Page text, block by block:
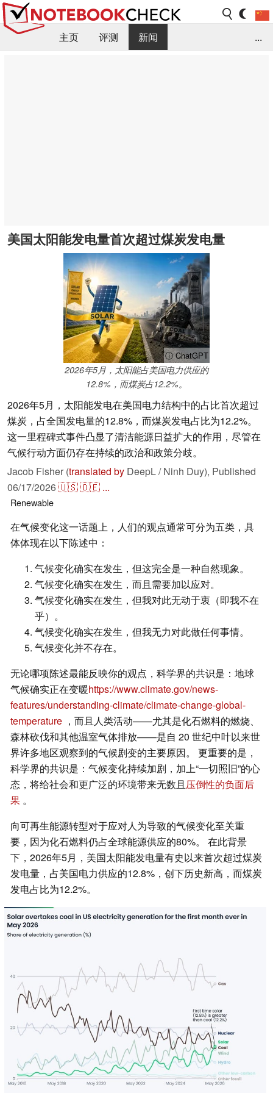
主页 评测
新闻
...
美国太阳能发电量首次超过煤炭发电量
ⓘ ChatGPT
2026年5月，太阳能占美国电力供应的
12.8%，而煤炭占12.2%。
2026年5月，太阳能发电在美国电力结构中的占比首次超过
煤炭，占全国发电量的12.8%，而煤炭发电占比为12.2%。
这一里程碑式事件凸显了清洁能源日益扩大的作用，尽管在
气候行动方面仍存在持续的政治和政策分歧。
Jacob Fisher (translated by DeepL / Ninh Duy), Published
06/17/2026🇺🇸🇩🇪 ...
Renewable
在气候变化这一话题上，人们的观点通常可分为五类，具
体体现在以下陈述中：
气候变化确实在发生，但这完全是一种自然现象。
气候变化确实在发生，而且需要加以应对。
气候变化确实在发生，但我对此无动于衷（即我不在
乎）。
气候变化确实在发生，但我无力对此做任何事情。
气候变化并不存在。
无论哪项陈述最能反映你的观点，科学界的共识是：地球
气候确实正在变暖https://www.climate.gov/news-
features/understanding-climate/climate-change-global-
temperature ，而且人类活动——尤其是化石燃料的燃烧、
森林砍伐和其他温室气体排放——是自 20 世纪中叶以来世
界许多地区观察到的气候剧变的主要原因。 更重要的是，
科学界的共识是：气候变化持续加剧，加上“一切照旧”的心
态，将给社会和更广泛的环境带来无数且压倒性的负面后
果 。
向可再生能源转型对于应对人为导致的气候变化至关重
要，因为化石燃料仍占全球能源供应的80%。 在此背景
下，2026年5月，美国太阳能发电量有史以来首次超过煤炭
发电量，占美国电力供应的12.8%，创下历史新高，而煤炭
发电占比为12.2%。